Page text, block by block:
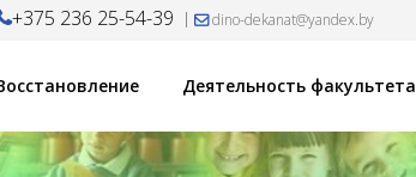
+375 236 25-54-39 dino-dekanat@yandex.by
Деятельность факультета